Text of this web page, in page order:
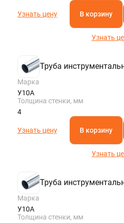
Узнать цену В корзину
Узнать
Труба
Марка
У10А
Толщина стенки, мм
4
Узнать цену В корзину
Узнать
Труба
Марка
У10А
Толщина стенки, мм